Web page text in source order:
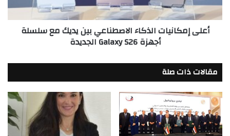
سلسلة
أجهزة
Galaxyأعلى إمكانيات الذكاء الاصطناعي بين يديك مع سلسلة
أجهزة Galaxy S26 الجديدة
مقالات ذات صلة